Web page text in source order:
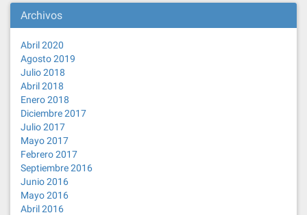
Archivos
Abril 2020
Agosto 2019
Julio 2018
Abril 2018
Enero 2018
Diciembre 2017
Julio 2017
Mayo 2017
Febrero 2017
Septiembre 2016
Junio 2016
Mayo 2016
Abril 2016